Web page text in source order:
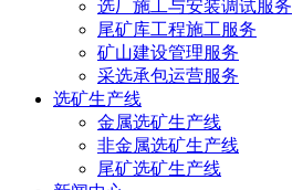
选厂施工与安装调试服务
尾矿库工程施工服务
矿山建设管理服务
采选承包运营服务
选矿生产线
金属选矿生产线
非金属选矿生产线
尾矿选矿生产线